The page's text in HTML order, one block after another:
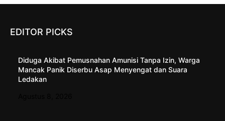
EDITOR PICKS
Diduga Akibat Pemusnahan Amunisi Tanpa Izin, Warga
Mancak Panik Diserbu Asap Menyengat dan Suara
Ledakan